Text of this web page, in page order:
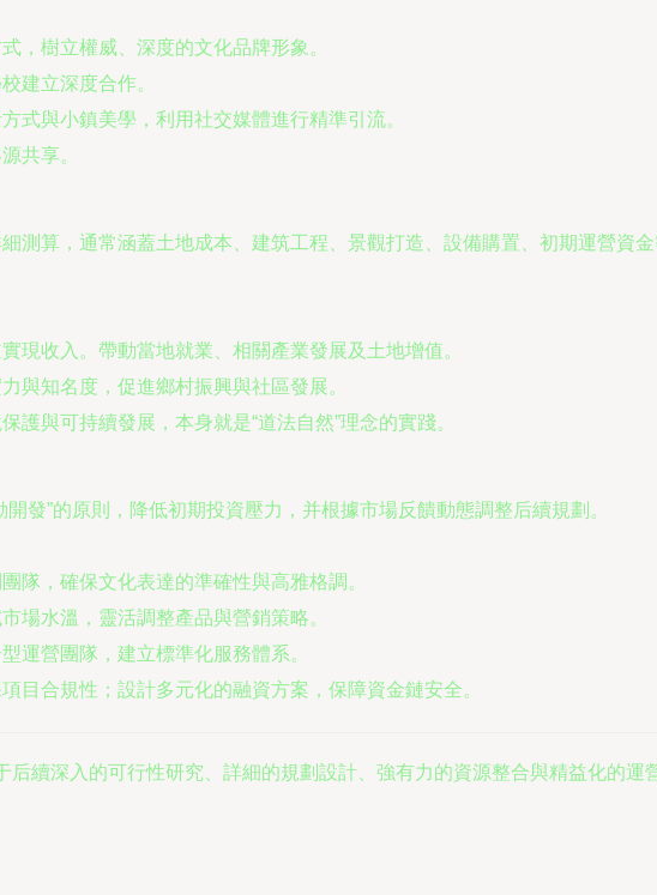
，樹立權威、深度的文化品牌形象。
建立深度合作。
式與小鎮美學，利用社交媒體進行精準引流。
共享。
測算，通常涵蓋土地成本、建筑工程、景觀打造、設備購置、初期運營資
現收入。帶動當地就業、相關產業發展及土地增值。
與知名度，促進鄉村振興與社區發展。
護與可持續發展，本身就是“道法自然”理念的實踐。
發”的原則，降低初期投資壓力，并根據市場反饋動態調整后續規劃。
隊，確保文化表達的準確性與高雅格調。
場水溫，靈活調整產品與營銷策略。
運營團隊，建立標準化服務體系。
目合規性；設計多元化的融資方案，保障資金鏈安全。
續深入的可行性研究、詳細的規劃設計、強有力的資源整合與精益化的運